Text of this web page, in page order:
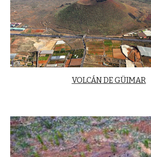
VOLCÁN DE GÜIMAR